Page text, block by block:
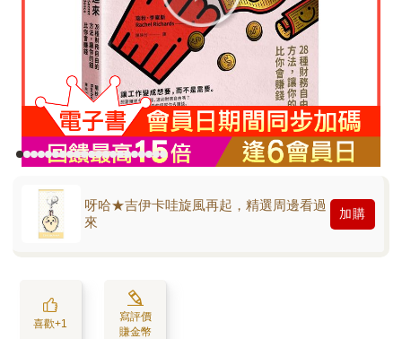
呀哈★吉伊卡哇旋風再起，精選周邊看過
來
加購
喜歡+1
寫評價
賺金幣